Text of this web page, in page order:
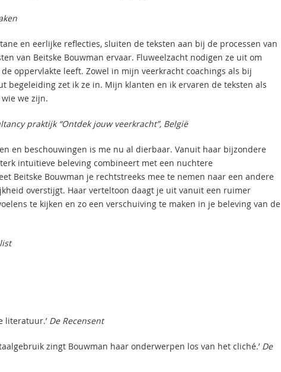
en eerlijke reflecties, sluiten de teksten aan bij de processen van
van Beitske Bouwman ervaar. Fluweelzacht nodigen ze uit om
oppervlakte leeft. Zowel in mijn veerkracht coachings als bij
begeleiding zet ik ze in. Mijn klanten en ik ervaren de teksten als
we zijn.
praktijk “Ontdek jouw veerkracht”, België
en beschouwingen is me nu al dierbaar. Vanuit haar bijzondere
intuïtieve beleving combineert met een nuchtere
Beitske Bouwman je rechtstreeks mee te nemen naar een andere
overstijgt. Haar verteltoon daagt je uit vanuit een ruimer
te kijken en zo een verschuiving te maken in je beleving van de
literatuur.’ De Recensent
zingt Bouwman haar onderwerpen los van het cliché.’ De